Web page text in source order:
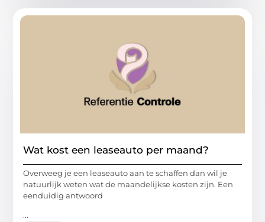
Wat kost een leaseauto per maand?
Overweeg je een leaseauto aan te schaffen dan wil je
natuurlijk weten wat de maandelijkse kosten zijn. Een
eenduidig antwoord
...